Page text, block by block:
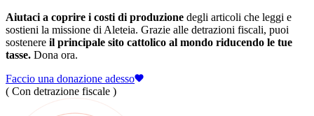
Aiutaci a coprire i costi di produzione degli articoli che leggi e
sostieni la missione di Aleteia. Grazie alle detrazioni fiscali, puoi
sostenere il principale sito cattolico al mondo riducendo le tue
tasse. Dona ora.
Faccio una donazione adesso
( Con detrazione fiscale )